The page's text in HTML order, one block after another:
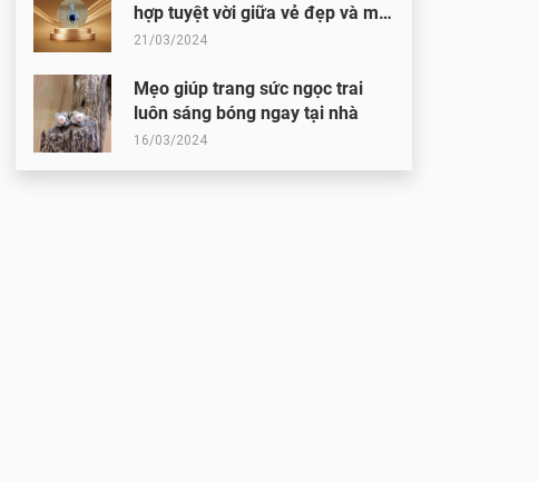
hợp tuyệt vời giữa vẻ đẹp và mùi
hương
21/03/2024
Mẹo giúp trang sức ngọc trai
luôn sáng bóng ngay tại nhà
16/03/2024